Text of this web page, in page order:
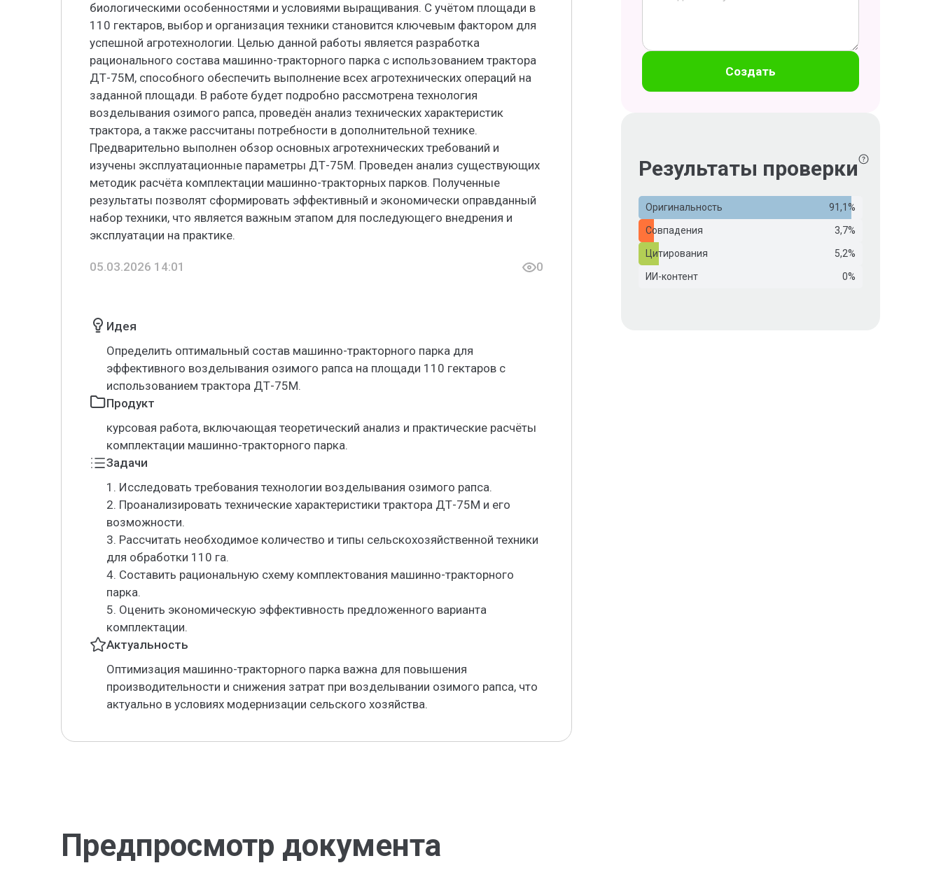
биологическими особенностями и условиями выращивания. С учётом площади в
110 гектаров, выбор и организация техники становится ключевым фактором для
успешной агротехнологии. Целью данной работы является разработка
рационального состава машинно-тракторного парка с использованием трактора
ДТ-75М, способного обеспечить выполнение всех агротехнических операций на
заданной площади. В работе будет подробно рассмотрена технология
возделывания озимого рапса, проведён анализ технических характеристик
трактора, а также рассчитаны потребности в дополнительной технике.
Предварительно выполнен обзор основных агротехнических требований и
изучены эксплуатационные параметры ДТ-75М. Проведен анализ существующих
методик расчёта комплектации машинно-тракторных парков. Полученные
результаты позволят сформировать эффективный и экономически оправданный
набор техники, что является важным этапом для последующего внедрения и
эксплуатации на практике.
05.03.2026 14:01 0
Идея
Определить оптимальный состав машинно-тракторного парка для
эффективного возделывания озимого рапса на площади 110 гектаров с
использованием трактора ДТ-75М.
Продукт
курсовая работа, включающая теоретический анализ и практические расчёты
комплектации машинно-тракторного парка.
Задачи
1. Исследовать требования технологии возделывания озимого рапса.
2. Проанализировать технические характеристики трактора ДТ-75М и его
возможности.
3. Рассчитать необходимое количество и типы сельскохозяйственной техники
для обработки 110 га.
4. Составить рациональную схему комплектования машинно-тракторного
парка.
5. Оценить экономическую эффективность предложенного варианта
комплектации.
Актуальность
Оптимизация машинно-тракторного парка важна для повышения
производительности и снижения затрат при возделывании озимого рапса, что
актуально в условиях модернизации сельского хозяйства.
Предпросмотр документа
Создать
Результаты проверки
Оригинальность 91,1%
Совпадения 3,7%
Цитирования 5,2%
ИИ-контент 0%